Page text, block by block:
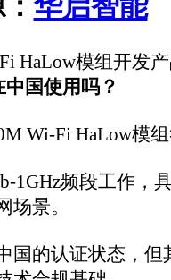
模组符合中国无线电
作，具备‌超低功耗‌、‌
。
？
虽未明确公示，但其合